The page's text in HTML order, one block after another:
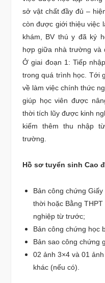
sở vật chất đầy đủ –
còn được giới thiệu việc
khám, BV thú y đã ký
hợp giữa nhà trường và
Ở giai đoạn 1: Tiếp
trong quá trình học. Tới
về làm việc chính thức
giúp học viên được
thời tích lũy được kinh
kiếm thêm thu nhập
trường.
Hồ sơ tuyển sinh Cao
Bản công chứng
thời hoặc Bằng
nghiệp từ trước;
Bản công chứng học
Bản sao công chứng
02 ảnh 3×4 và 01
khác (nếu có).